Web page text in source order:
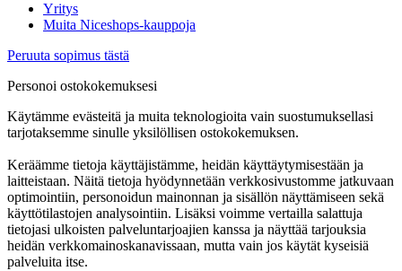
Yritys
Muita Niceshops-kauppoja
Peruuta sopimus tästä
Personoi ostokokemuksesi
Käytämme evästeitä ja muita teknologioita vain suostumuksellasi
tarjotaksemme sinulle yksilöllisen ostokokemuksen.
Keräämme tietoja käyttäjistämme, heidän käyttäytymisestään ja
laitteistaan. Näitä tietoja hyödynnetään verkkosivustomme jatkuvaan
optimointiin, personoidun mainonnan ja sisällön näyttämiseen sekä
käyttötilastojen analysointiin. Lisäksi voimme vertailla salattuja
tietojasi ulkoisten palveluntarjoajien kanssa ja näyttää tarjouksia
heidän verkkomainoskanavissaan, mutta vain jos käytät kyseisiä
palveluita itse.